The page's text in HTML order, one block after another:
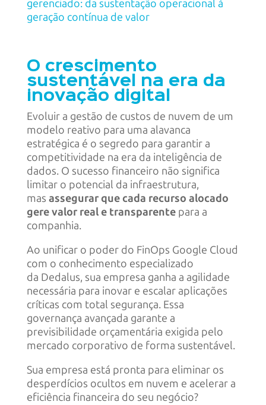
gerenciado: da sustentação operacional à
geração contínua de valor
O crescimento
sustentável na era da
inovação digital
Evoluir a gestão de custos de nuvem de um
modelo reativo para uma alavanca
estratégica é o segredo para garantir a
competitividade na era da inteligência de
dados. O sucesso financeiro não significa
limitar o potencial da infraestrutura,
mas assegurar que cada recurso alocado
gere valor real e transparentepara a
companhia.
Ao unificar o poder do FinOps Google Cloud
com o conhecimento especializado
da Dedalus, sua empresa ganha a agilidade
necessária para inovar e escalar aplicações
críticas com total segurança. Essa
governança avançada garante a
previsibilidade orçamentária exigida pelo
mercado corporativo de forma sustentável.
Sua empresa está pronta para eliminar os
desperdícios ocultos em nuvem e acelerar a
eficiência financeira do seu negócio?